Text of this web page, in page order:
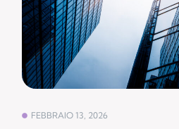
FEBBRAIO 13, 2026